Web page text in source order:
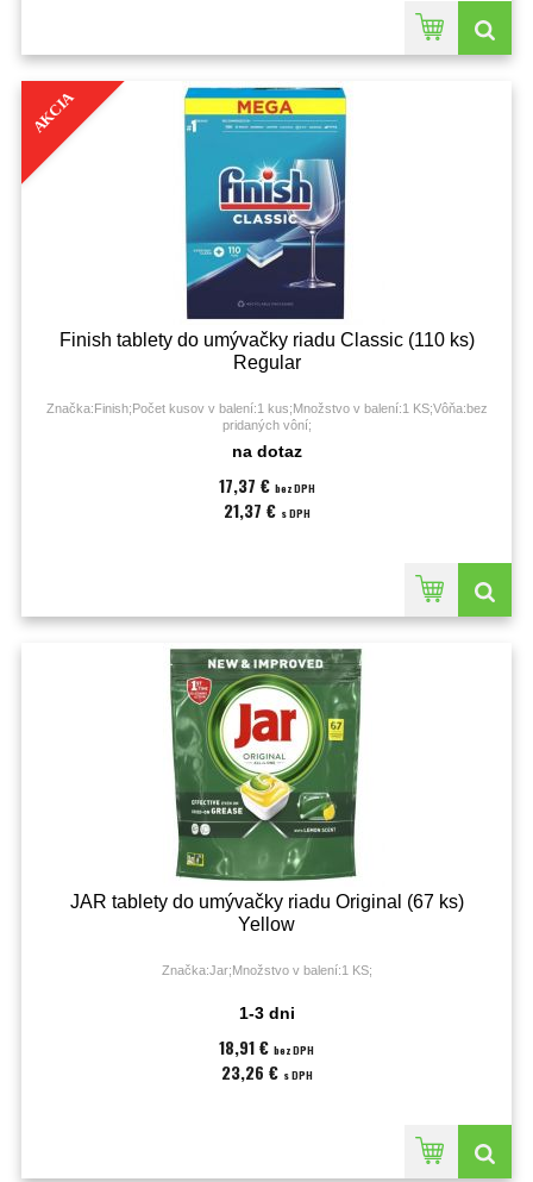
AKCIA
Finish tablety do umývačky riadu Classic (110 ks)
Regular
Značka:Finish;Počet kusov v balení:1 kus;Množstvo v balení:1 KS;Vôňa:bez
pridaných vôní;
na dotaz
17,37 € bez DPH
21,37 € s DPH
JAR tablety do umývačky riadu Original (67 ks)
Yellow
Značka:Jar;Množstvo v balení:1 KS;
1-3 dni
18,91 € bez DPH
23,26 € s DPH